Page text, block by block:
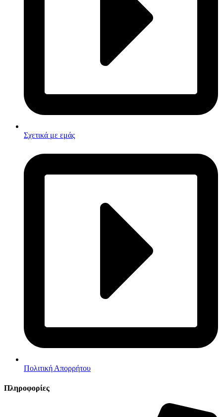
Σχετικά με εμάς
Πολιτική Απορρήτου
Πληροφορίες